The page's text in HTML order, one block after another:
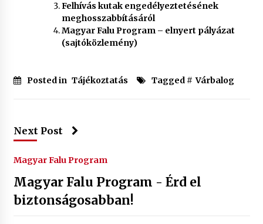
Felhívás kutak engedélyeztetésének
meghosszabbításáról
Magyar Falu Program – elnyert pályázat
(sajtóközlemény)
Posted in Tájékoztatás Tagged # Várbalog
Next Post
Magyar Falu Program
Magyar Falu Program - Érd el
biztonságosabban!